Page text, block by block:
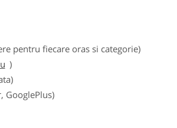
pentru fiecare oras si categorie)
)
GooglePlus)